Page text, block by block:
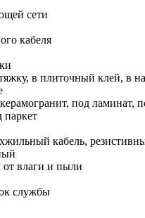
сети
кабеля
в плиточный клей, в
под ламинат,
паркет
кабель,
влаги и пыли
службы